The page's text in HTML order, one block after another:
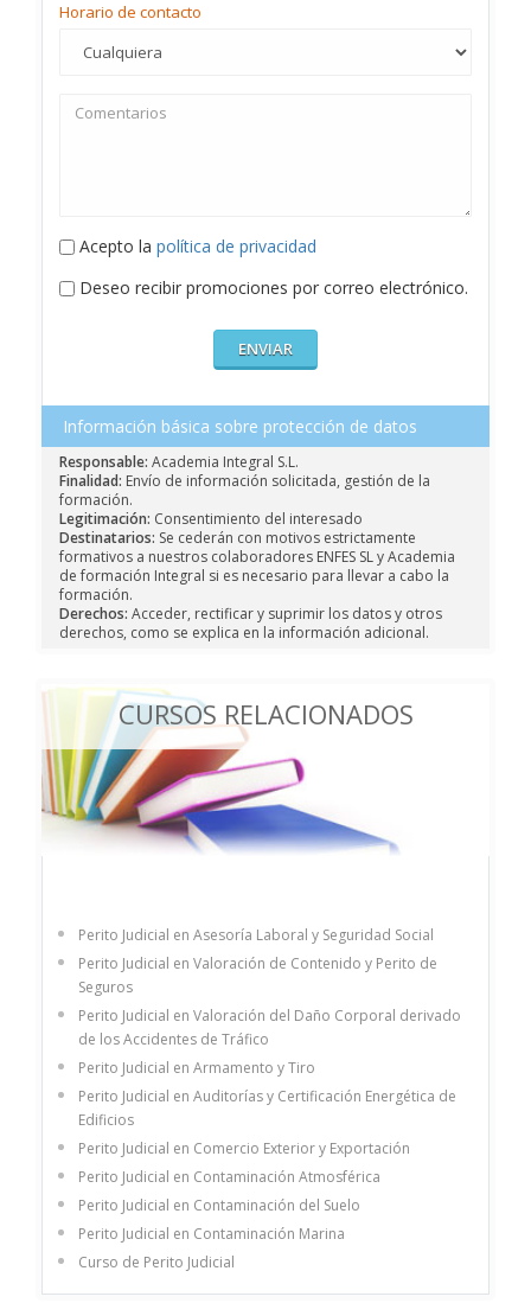
Horario de contacto
Acepto la política de privacidad
Deseo recibir promociones por correo electrónico.
Información básica sobre protección de datos
Responsable: Academia Integral S.L.
Finalidad: Envío de información solicitada, gestión de la
formación.
Legitimación: Consentimiento del interesado
Destinatarios: Se cederán con motivos estrictamente
formativos a nuestros colaboradores ENFES SL y Academia
de formación Integral si es necesario para llevar a cabo la
formación.
Derechos: Acceder, rectificar y suprimir los datos y otros
derechos, como se explica en la información adicional.
CURSOS RELACIONADOS
Perito Judicial en Asesoría Laboral y Seguridad Social
Perito Judicial en Valoración de Contenido y Perito de
Seguros
Perito Judicial en Valoración del Daño Corporal derivado
de los Accidentes de Tráfico
Perito Judicial en Armamento y Tiro
Perito Judicial en Auditorías y Certificación Energética de
Edificios
Perito Judicial en Comercio Exterior y Exportación
Perito Judicial en Contaminación Atmosférica
Perito Judicial en Contaminación del Suelo
Perito Judicial en Contaminación Marina
Curso de Perito Judicial